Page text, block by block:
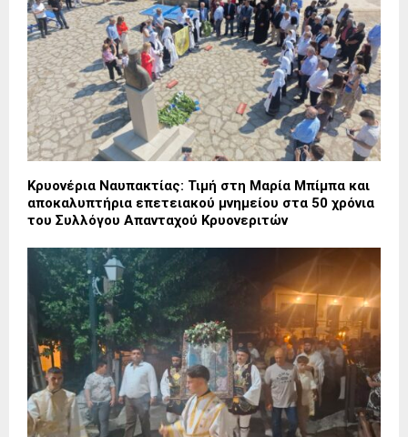
Κρυονέρια Ναυπακτίας: Τιμή στη Μαρία Μπίμπα και
αποκαλυπτήρια επετειακού μνημείου στα 50 χρόνια
του Συλλόγου Απανταχού Κρυονεριτών